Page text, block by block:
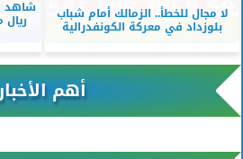
لا مجال للخطأ.. الزمالك أمام شباب
بلوزداد في معركة الكونفدرالية
شاهد
أهم